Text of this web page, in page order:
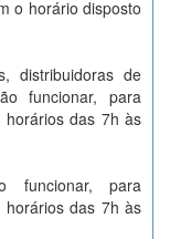
o horário disposto
distribuidoras de
funcionar, para
horários das 7h às
funcionar, para
horários das 7h às